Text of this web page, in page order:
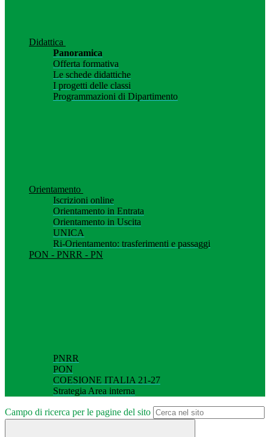
Didattica
Panoramica
Offerta formativa
Le schede didattiche
I progetti delle classi
Programmazioni di Dipartimento
Orientamento
Iscrizioni online
Orientamento in Entrata
Orientamento in Uscita
UNICA
Ri-Orientamento: trasferimenti e passaggi
PON - PNRR - PN
PNRR
PON
COESIONE ITALIA 21-27
Strategia Area interna
Campo di ricerca per le pagine del sito